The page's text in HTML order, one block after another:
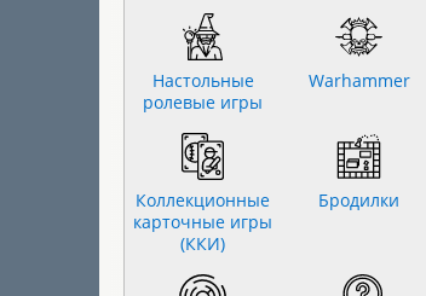
Настольные
ролевые игры
Warhammer
Коллекционные
карточные игры
(ККИ)
Бродилки